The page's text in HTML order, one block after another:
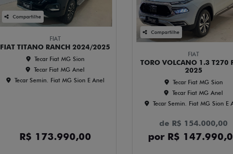
Compartilhe
FIAT
FIAT TITANO RANCH 2024/2025
Tecar Fiat MG Sion
Tecar Fiat MG Anel
Tecar Semin. Fiat MG Sion E Anel
R$ 173.990,00
Compartilhe
FIAT
TORO VOLCANO 1.3 T270
2025
Tecar Fiat MG Sion
Tecar Fiat MG Anel
Tecar Semin. Fiat MG Sion E
de R$ 154.000,00
por R$